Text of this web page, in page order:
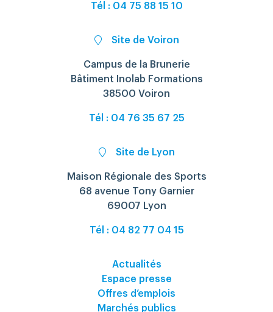
Tél : 04 75 88 15 10
Site de Voiron
Campus de la Brunerie
Bâtiment Inolab Formations
38500 Voiron
Tél : 04 76 35 67 25
Site de Lyon
Maison Régionale des Sports
68 avenue Tony Garnier
69007 Lyon
Tél : 04 82 77 04 15
Actualités
Espace presse
Offres d’emplois
Marchés publics